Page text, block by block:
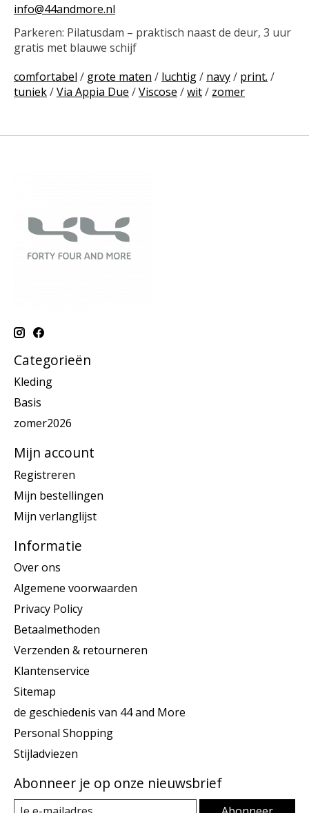
info@44andmore.nl
Parkeren: Pilatusdam – praktisch naast de deur, 3 uur
gratis met blauwe schijf
comfortabel / grote maten / luchtig/ navy/ print. /
tuniek/Via Appia Due /Viscose /wit/ zomer
Categorieën
Kleding
Basis
zomer2026
Mijn account
Registreren
Mijn bestellingen
Mijn verlanglijst
Informatie
Over ons
Algemene voorwaarden
Privacy Policy
Betaalmethoden
Verzenden & retourneren
Klantenservice
Sitemap
de geschiedenis van 44 and More
Personal Shopping
Stijladviezen
Abonneer je op onze nieuwsbrief